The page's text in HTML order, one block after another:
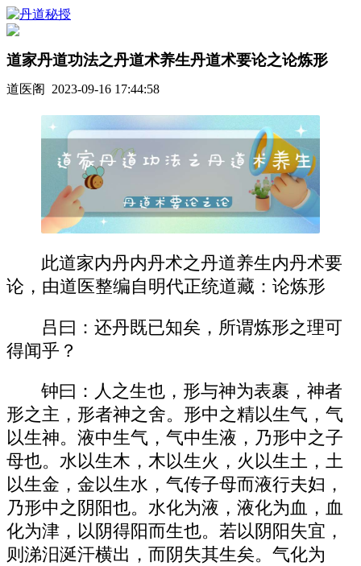
道家丹道功法之丹道术养生丹道术要论之论炼形
道医阁 2023-09-16 17:44:58
此道家内丹内丹术之丹道养生内丹术要
论，由道医整编自明代正统道藏：论炼形
吕曰：还丹既已知矣，所谓炼形之理可
得闻乎？
钟曰：人之生也，形与神为表裹，神者
形之主，形者神之舍。形中之精以生气，气
以生神。液中生气，气中生液，乃形中之子
母也。水以生木，木以生火，火以生土，土
以生金，金以生水，气传子母而液行夫妇，
乃形中之阴阳也。水化为液，液化为血，血
化为津，以阴得阳而生也。若以阴阳失宜，
则涕汨涎汗横出，而阴失其生矣。气化为